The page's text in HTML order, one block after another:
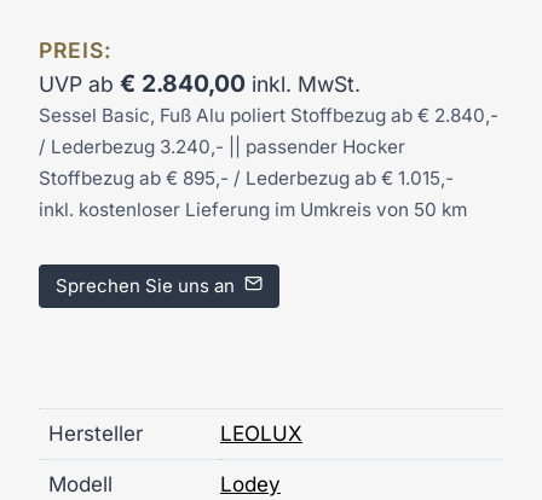
PREIS:
UVP ab € 2.840,00 inkl. MwSt.
Sessel Basic, Fuß Alu poliert Stoffbezug ab € 2.840,-
/ Lederbezug 3.240,- || passender Hocker
Stoffbezug ab € 895,- / Lederbezug ab € 1.015,-
inkl. kostenloser Lieferung im Umkreis von 50 km
Sprechen Sie uns an
Hersteller LEOLUX
Modell Lodey